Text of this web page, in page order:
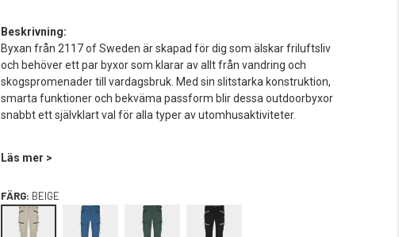
Beskrivning:
Byxan från 2117 of Sweden är skapad för dig som älskar friluftsliv
och behöver ett par byxor som klarar av allt från vandring och
skogspromenader till vardagsbruk. Med sin slitstarka konstruktion,
smarta funktioner och bekväma passform blir dessa outdoorbyxor
snabbt ett självklart val för alla typer av utomhusaktiviteter.
Läs mer >
FÄRG: BEIGE